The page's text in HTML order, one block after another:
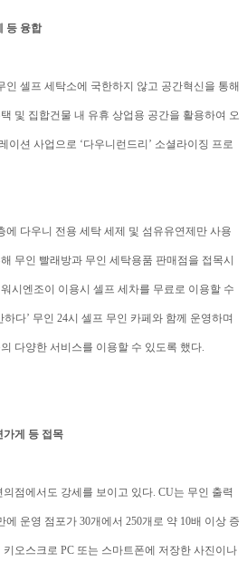
등 융합
인 셀프 세탁소에 국한하지 않고 공간혁신을 통해
및 집합건물 내 유휴 상업용 공간을 활용하여 오
이션 사업으로 ‘다우니런드리’ 소셜라이징 프로
에 다우니 전용 세탁 세제 및 섬유유연제만 사용
무인 빨래방과 무인 세탁용품 판매점을 접목시
시엔조이 이용시 셀프 세차를 무료로 이용할 수
다’ 무인 24시 셀프 무인 카페와 함께 운영하며
다양한 서비스를 이용할 수 있도록 했다.
게 등 접목
점에서도 강세를 보이고 있다. CU는 무인 출력
운영 점포가 30개에서 250개로 약 10배 이상 증
오스크로 PC 또는 스마트폰에 저장한 사진이나